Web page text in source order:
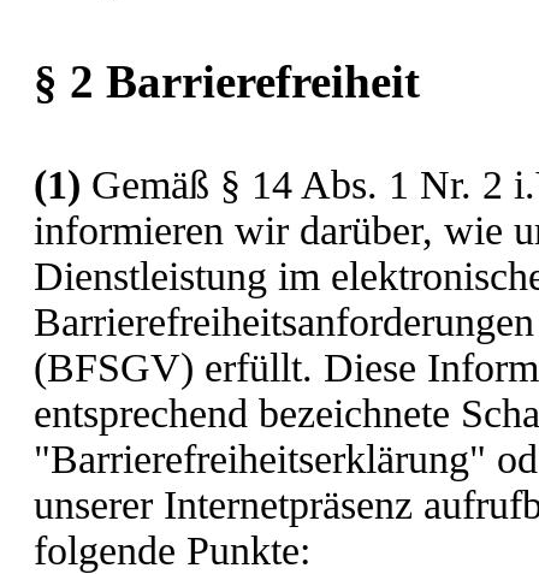
§ 2 Barrierefreiheit
(1) Gemäß § 14 Abs. 1 Nr. 2
informieren wir darüber, wie
Dienstleistung im
(BFSGV) erfüllt. Diese
entsprechend bezeichnete
"Barrierefreiheitserklärung"
unserer Internetpräsenz
folgende Punkte: